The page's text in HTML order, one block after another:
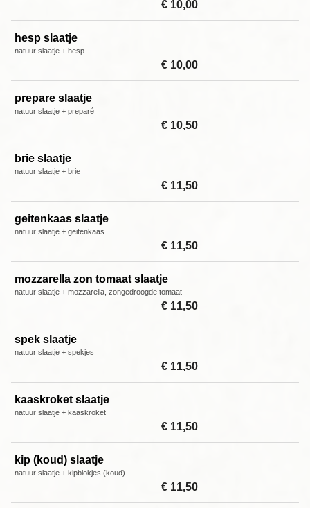
€ 10,00
hesp slaatje
natuur slaatje + hesp
€ 10,00
prepare slaatje
natuur slaatje + preparé
€ 10,50
brie slaatje
natuur slaatje + brie
€ 11,50
geitenkaas slaatje
natuur slaatje + geitenkaas
€ 11,50
mozzarella zon tomaat slaatje
natuur slaatje + mozzarella, zongedroogde tomaat
€ 11,50
spek slaatje
natuur slaatje + spekjes
€ 11,50
kaaskroket slaatje
natuur slaatje + kaaskroket
€ 11,50
kip (koud) slaatje
natuur slaatje + kipblokjes (koud)
€ 11,50